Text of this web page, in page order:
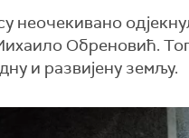
неочекивано
Обреновић.
и развијену земљу.